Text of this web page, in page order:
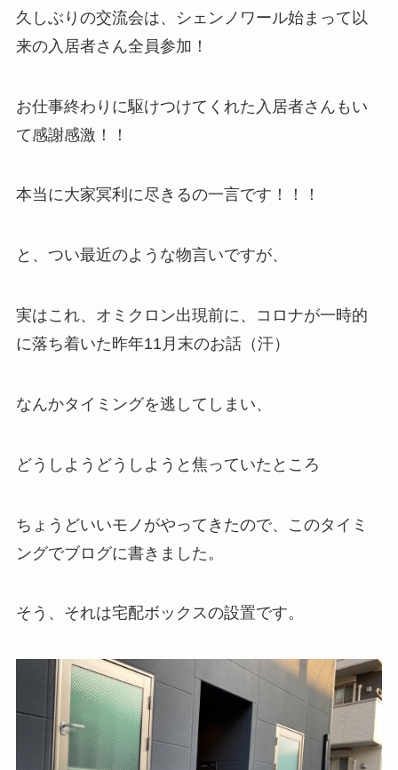
久しぶりの交流会は、シェンノワール始まって以
来の入居者さん全員参加！
お仕事終わりに駆けつけてくれた入居者さんもい
て感謝感激！！
本当に大家冥利に尽きるの一言です！！！
と、つい最近のような物言いですが、
実はこれ、オミクロン出現前に、コロナが一時的
に落ち着いた昨年11月末のお話（汗）
なんかタイミングを逃してしまい、
どうしようどうしようと焦っていたところ
ちょうどいいモノがやってきたので、このタイミ
ングでブログに書きました。
そう、それは宅配ボックスの設置です。